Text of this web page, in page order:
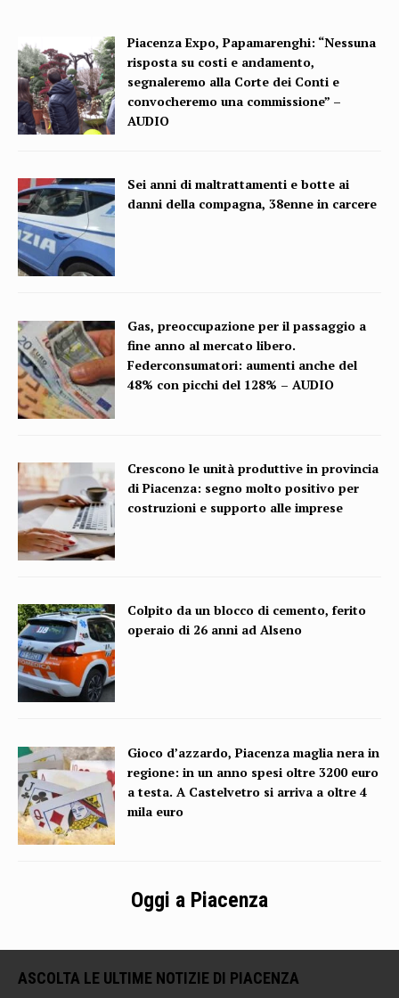
Piacenza Expo, Papamarenghi: “Nessuna
risposta su costi e andamento,
segnaleremo alla Corte dei Conti e
convocheremo una commissione” –
AUDIO
Sei anni di maltrattamenti e botte ai
danni della compagna, 38enne in carcere
Gas, preoccupazione per il passaggio a
fine anno al mercato libero.
Federconsumatori: aumenti anche del
48% con picchi del 128% – AUDIO
Crescono le unità produttive in provincia
di Piacenza: segno molto positivo per
costruzioni e supporto alle imprese
Colpito da un blocco di cemento, ferito
operaio di 26 anni ad Alseno
Gioco d’azzardo, Piacenza maglia nera in
regione: in un anno spesi oltre 3200 euro
a testa. A Castelvetro si arriva a oltre 4
mila euro
Oggi a Piacenza
ASCOLTA LE ULTIME NOTIZIE DI PIACENZA